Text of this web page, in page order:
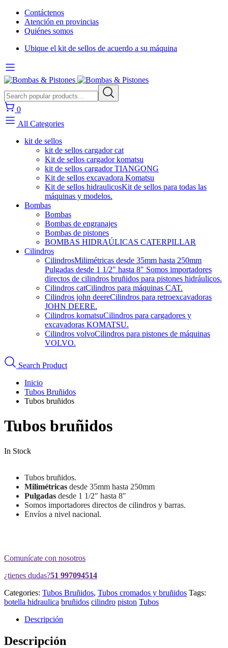
Contáctenos
Atención en provincias
Quiénes somos
Ubique el kit de sellos de acuerdo a su máquina
0
All Categories
kit de sellos
kit de sellos cargador cat
Kit de sellos cargador komatsu
kit de sellos cargador TIANGONG
Kit de sellos excavadora Komatsu
Kit de sellos hidraulicosKit de sellos para todas las
máquinas y modelos.
Bombas
Bombas
Bombas de engranajes
Bombas de pistones
BOMBAS HIDRAÚLICAS CATERPILLAR
Cilindros
CilindrosMilimétricas desde 35mm hasta 250mm
Pulgadas desde 1 1/2″ hasta 8″ Somos importadores
directos de cilindros bruñidos para pistones hidráulicos.
Cilindros catCilindros para máquinas CAT.
Cilindros john deereCilindros para retroexcavadoras
JOHN DEERE.
Cilindros komatsuCilindros para cargadores y
excavadoras KOMATSU.
Cilindros volvoCilindros para pistones de máquinas
VOLVO.
Search Product
Inicio
Tubos Bruñidos
Tubos bruñidos
Tubos bruñidos
In Stock
Tubos bruñidos.
Milimétricas desde 35mm hasta 250mm
Pulgadas desde 1 1/2″ hasta 8″
Somos importadores directos de cilindros y barras.
Envíos a nivel nacional.
Comunícate con nosotros
¿tienes dudas?51 997094514
Categories: Tubos Bruñidos, Tubos cromados y bruñidos Tags:
botella hidraulica bruñidos cilindro piston Tubos
Descripción
Descripción